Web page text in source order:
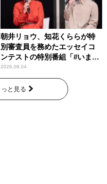
朝井リョウ、知花くららが特
別審査員を務めたエッセイコ
ンテストの特別番組「#いまあ
なたに伝えたいこと」
2026.08.04
と見る